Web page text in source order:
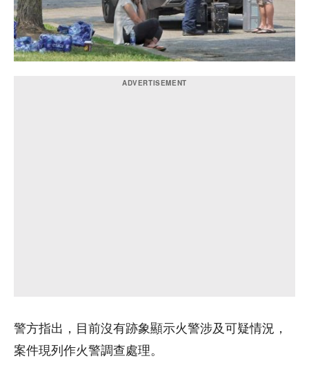
警方指出，目前沒有跡象顯示火警涉及可疑情況，
案件現列作火警調查處理。